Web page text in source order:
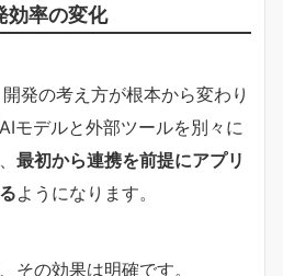
効率の変化
発の考え方が根本から変わり
モデルと外部ツールを別々に
最初から連携を前提にアプリ
ようになります。
その効果は明確です。